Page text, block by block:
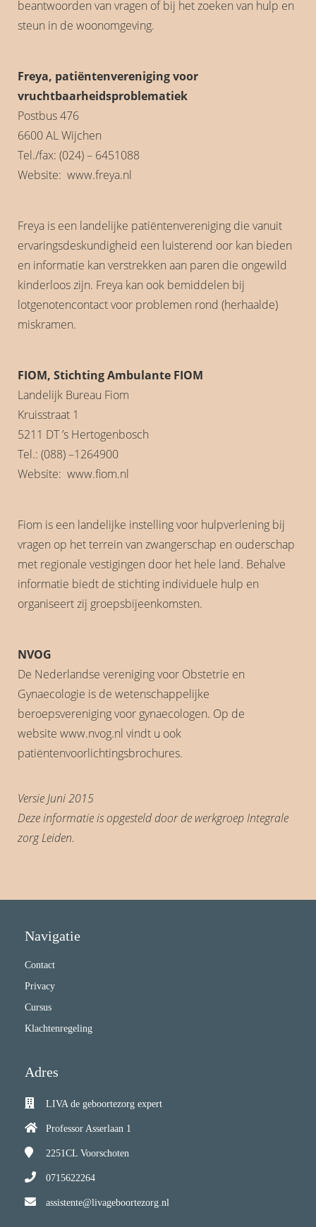
beantwoorden van vragen of bij het zoeken van hulp en
steun in de woonomgeving.
Freya, patiëntenvereniging voor
vruchtbaarheidsproblematiek
Postbus 476
6600 AL Wijchen
Tel./fax: (024) – 6451088
Website: www.freya.nl
Freya is een landelijke patiëntenvereniging die vanuit
ervaringsdeskundigheid een luisterend oor kan bieden
en informatie kan verstrekken aan paren die ongewild
kinderloos zijn. Freya kan ook bemiddelen bij
lotgenotencontact voor problemen rond (herhaalde)
miskramen.
FIOM, Stichting Ambulante FIOM
Landelijk Bureau Fiom
Kruisstraat 1
5211 DT ’s Hertogenbosch
Tel.: (088) –1264900
Website: www.fiom.nl
Fiom is een landelijke instelling voor hulpverlening bij
vragen op het terrein van zwangerschap en ouderschap
met regionale vestigingen door het hele land. Behalve
informatie biedt de stichting individuele hulp en
organiseert zij groepsbijeenkomsten.
NVOG
De Nederlandse vereniging voor Obstetrie en
Gynaecologie is de wetenschappelijke
beroepsvereniging voor gynaecologen. Op de
website www.nvog.nl vindt u ook
patiëntenvoorlichtingsbrochures.
Versie Juni 2015
Deze informatie is opgesteld door de werkgroep Integrale
zorg Leiden.
Navigatie
Contact
Privacy
Cursus
Klachtenregeling
Adres
LIVA de geboortezorg expert
Professor Asserlaan 1
2251CL Voorschoten
0715622264
assistente@livageboortezorg.nl